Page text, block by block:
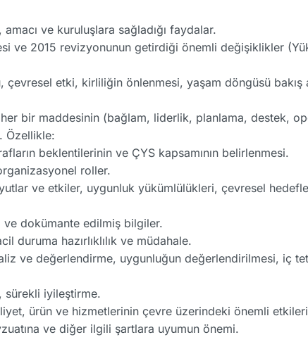
amacı ve kuruluşlara sağladığı faydalar.
ve 2015 revizyonunun getirdiği önemli değişiklikler
çevresel etki, kirliliğin önlenmesi, yaşam döngüsü bakış
her bir maddesinin (bağlam, liderlik, planlama, destek,
Özellikle:
beklentilerinin ve ÇYS kapsamının belirlenmesi.
roller.
ve etkiler, uygunluk yükümlülükleri, çevresel
ve dokümante edilmiş bilgiler.
duruma hazırlıklılık ve müdahale.
ve değerlendirme, uygunluğun değerlendirilmesi, iç
sürekli iyileştirme.
ürün ve hizmetlerinin çevre üzerindeki önemli
ve diğer ilgili şartlara uyumun önemi.